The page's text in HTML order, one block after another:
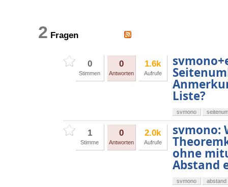
2 Fragen
0
Stimmen
0
Antworten
1.6k
Aufrufe
Liste?
svmono
1
Stimme
0
Antworten
2.0k
Aufrufe
svmono:
ohne
Abstand
svmono abstand